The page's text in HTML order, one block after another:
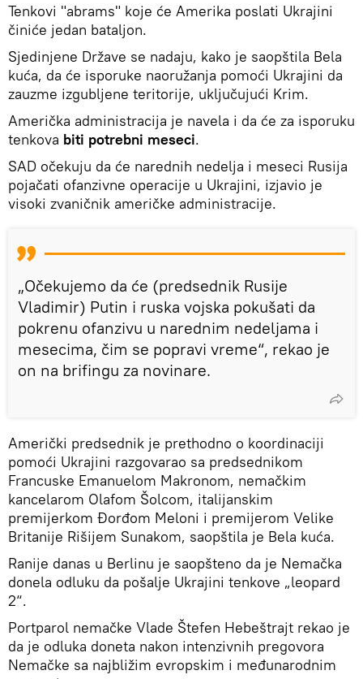
Tenkovi "abrams" koje će Amerika poslati Ukrajini
činiće jedan bataljon.
Sjedinjene Države se nadaju, kako je saopštila Bela
kuća, da će isporuke naoružanja pomoći Ukrajini da
zauzme izgubljene teritorije, uključujući Krim.
Američka administracija je navela i da će za isporuku
tenkova biti potrebni meseci.
SAD očekuju da će narednih nedelja i meseci Rusija
pojačati ofanzivne operacije u Ukrajini, izjavio je
visoki zvaničnik američke administracije.
„Očekujemo da će (predsednik Rusije
Vladimir) Putin i ruska vojska pokušati da
pokrenu ofanzivu u narednim nedeljama i
mesecima, čim se popravi vreme“, rekao je
on na brifingu za novinare.
Američki predsednik je prethodno o koordinaciji
pomoći Ukrajini razgovarao sa predsednikom
Francuske Emanuelom Makronom, nemačkim
kancelarom Olafom Šolcom, italijanskim
premijerkom Đorđom Meloni i premijerom Velike
Britanije Rišijem Sunakom, saopštila je Bela kuća.
Ranije danas u Berlinu je saopšteno da je Nemačka
donela odluku da pošalje Ukrajini tenkove „leopard
2“.
Portparol nemačke Vlade Štefen Hebeštrajt rekao je
da je odluka doneta nakon intenzivnih pregovora
Nemačke sa najbližim evropskim i međunarodnim